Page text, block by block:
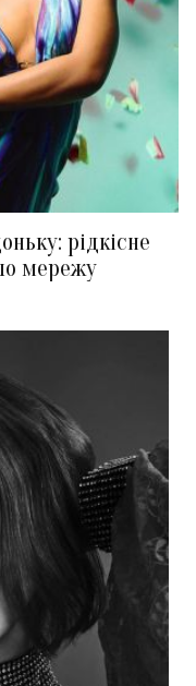
рідкісне
мережу